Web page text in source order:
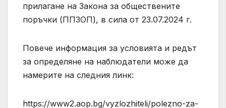
прилагане на Закона за обществените
поръчки (ППЗОП), в сила от 23.07.2024 г.
Повече информация за условията и редът
за определяне на наблюдатели може да
намерите на следния линк:
https://www2.aop.bg/vyzlozhiteli/polezno-za-